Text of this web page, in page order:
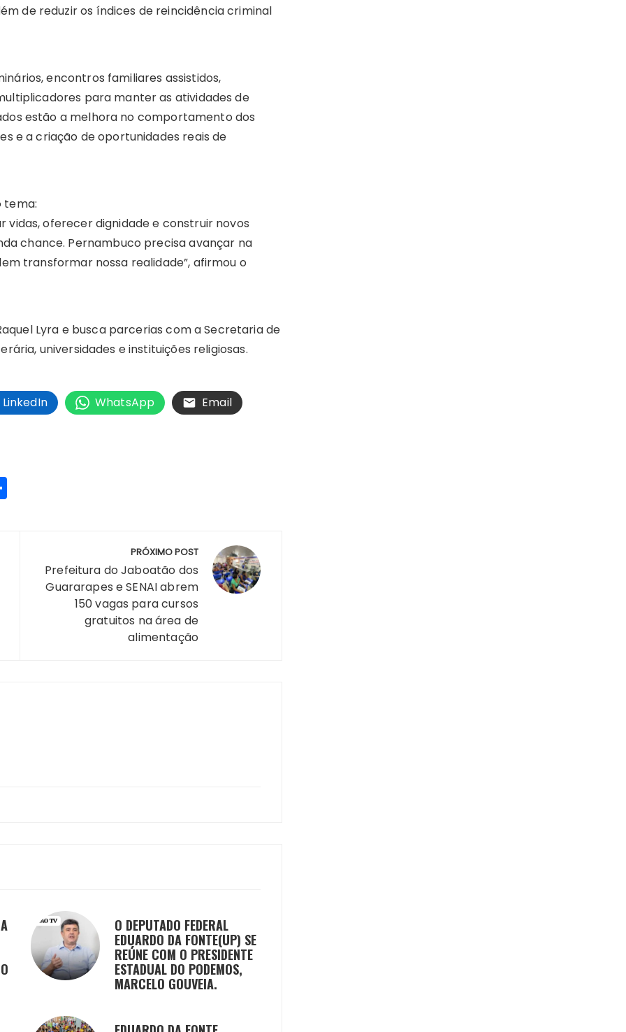
de reduzir os índices de reincidência criminal
encontros familiares assistidos,
para manter as atividades de
estão a melhora no comportamento dos
e a criação de oportunidades reais de
tema:
oferecer dignidade e construir novos
chance. Pernambuco precisa avançar na
transformar nossa realidade”, afirmou o
Lyra e busca parcerias com a Secretaria de
universidades e instituições religiosas.
LinkedIn WhatsApp
Email
PRÓXIMO POST
Prefeitura do Jaboatão dos
Guararapes e SENAI abrem
150 vagas para cursos
gratuitos na área de
alimentação
O DEPUTADO FEDERAL
EDUARDO DA FONTE(UP) SE
REÚNE COM O PRESIDENTE
ESTADUAL DO PODEMOS,
MARCELO GOUVEIA.